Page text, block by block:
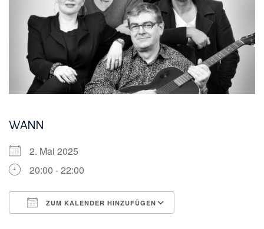
WANN
2. Mai 2025
20:00 - 22:00
ZUM KALENDER HINZUFÜGEN